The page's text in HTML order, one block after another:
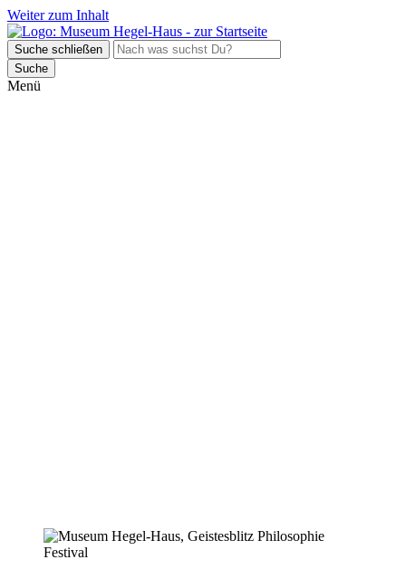
Weiter zum Inhalt
Suche schließen
Suche
Menü